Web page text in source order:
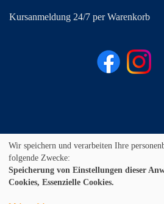
Kursanmeldung 24/7 per Warenkorb
Wir speichern und verarbeiten Ihre
folgende Zwecke:
Speicherung von Einstellungen dieser
Cookies, Essenzielle Cookies.